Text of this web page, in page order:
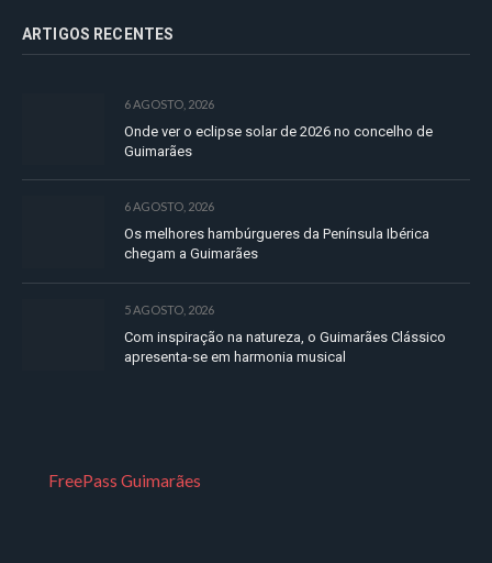
ARTIGOS RECENTES
6 AGOSTO, 2026
Onde ver o eclipse solar de 2026 no concelho de
Guimarães
6 AGOSTO, 2026
Os melhores hambúrgueres da Península Ibérica
chegam a Guimarães
5 AGOSTO, 2026
Com inspiração na natureza, o Guimarães Clássico
apresenta-se em harmonia musical
FreePass Guimarães